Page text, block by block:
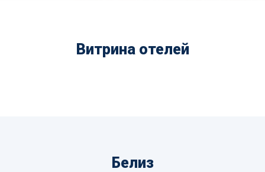
Витрина отелей
Белиз